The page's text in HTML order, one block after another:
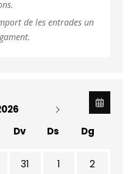
de les entrades un
Dv Ds Dg
mes
31 1 2